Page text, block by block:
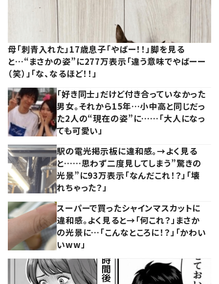
母「刺青入れた」17歳息子「やばー！！」脚を見る
と…“まさかの姿”に277万表示「違う意味でやばーー
（笑）」「な、なるほど！！」
「好き同士」だけど付き合っていなかった
男女。それから15年…小中高と同じだっ
た2人の“現在の姿”に……「大人になっ
ても可愛い」
駅の電光掲示板に違和感。→よく見る
と……思わず二度見してしまう”驚きの
光景”に93万表示「なんだこれ！？」「壊
れちゃった？」
スーパーで買ったシャインマスカットに
違和感。よく見ると→「何これ？」まさか
の光景に…「こんなところに！？」「かわい
いww」